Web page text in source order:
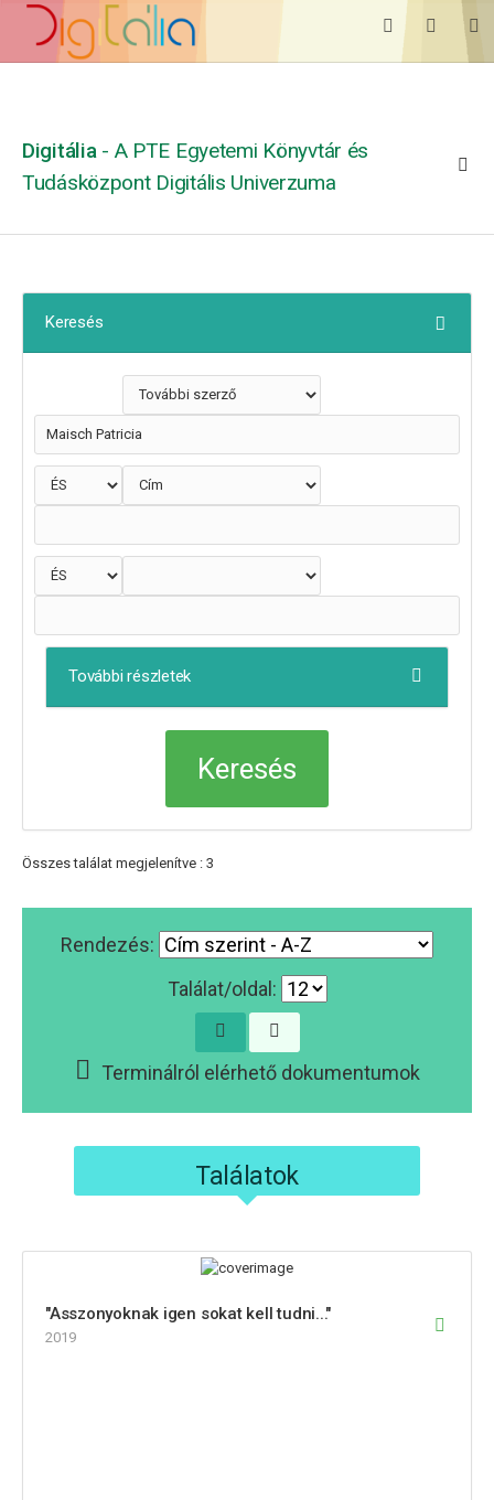
Digitália - A PTE Egyetemi Könyvtár és
Tudásközpont Digitális Univerzuma
Keresés
További részletek
Összes találat megjelenítve : 3
Rendezés:
Találat/oldal:
Terminálról elérhető dokumentumok
Találatok
"Asszonyoknak igen sokat kell tudni..."
2019